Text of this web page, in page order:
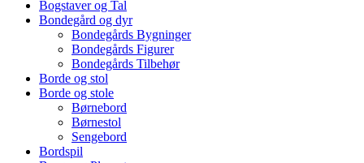
Bogstaver og Tal
Bondegård og dyr
Bondegårds Bygninger
Bondegårds Figurer
Bondegårds Tilbehør
Borde og stol
Borde og stole
Børnebord
Børnestol
Sengebord
Bordspil